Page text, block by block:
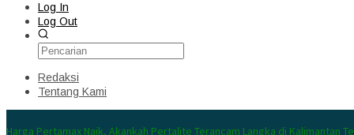
Log In
Log Out
Redaksi
Tentang Kami
Harga Pertamax Naik, Akankah Pertalite Terancam Langka di Kalimantan